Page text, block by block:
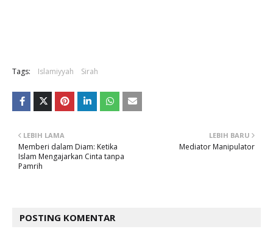
Tags: Islamiyyah Sirah
LEBIH BARU
Mediator Manipulator
LEBIH LAMA
Memberi dalam Diam: Ketika
Islam Mengajarkan Cinta tanpa
Pamrih
POSTING KOMENTAR